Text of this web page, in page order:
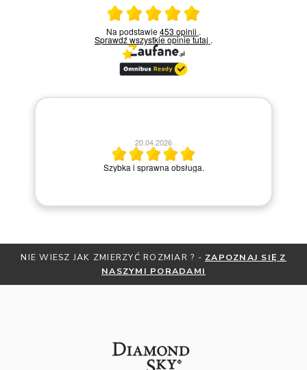
Ocena średnia 5 na 5
Na podstawie453 opinii .
Sprawdź wszystkie opinietutaj .
Szybka i sprawna obsługa.
JAK ZMIERZYĆ ROZMIAR ? - ZAPOZNAJ SIĘ Z
NASZYMI PORADAMI
OTRZYMAJ